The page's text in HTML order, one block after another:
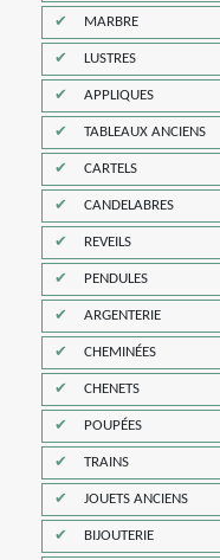
MARBRE
LUSTRES
APPLIQUES
TABLEAUX ANCIENS
CARTELS
CANDELABRES
REVEILS
PENDULES
ARGENTERIE
CHEMINÉES
CHENETS
POUPÉES
TRAINS
JOUETS ANCIENS
BIJOUTERIE